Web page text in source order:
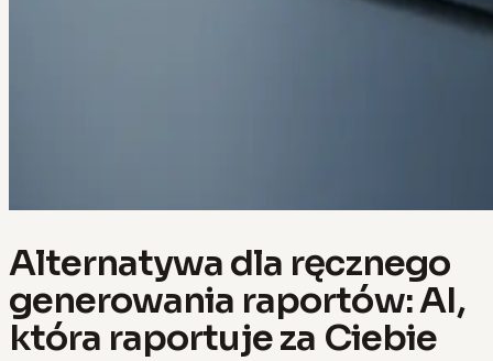
Alternatywa dla ręcznego
generowania raportów: AI,
która raportuje za Ciebie